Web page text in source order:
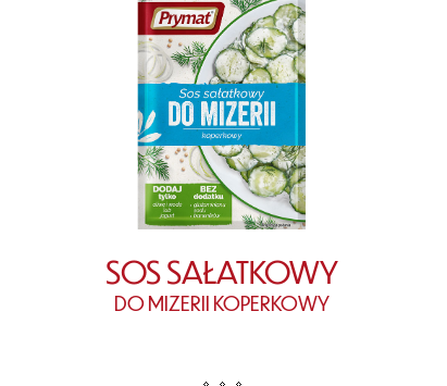
SOS SAŁATKOWY
DO MIZERII KOPERKOWY